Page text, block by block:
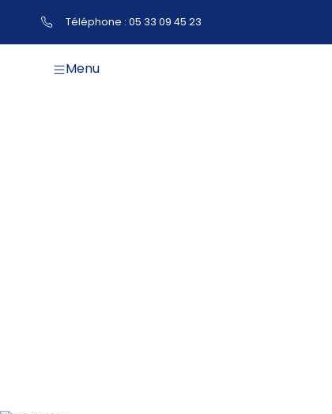
Téléphone : 05 33 09 45 23
Menu